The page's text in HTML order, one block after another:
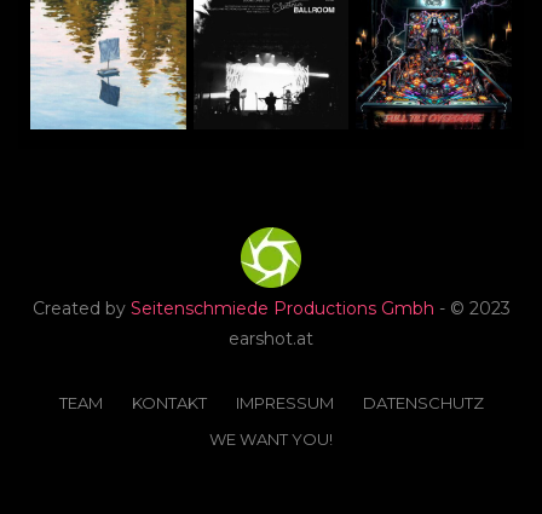
Created by Seitenschmiede Productions Gmbh - © 2023
earshot.at
TEAM KONTAKT IMPRESSUM
DATENSCHUTZ
WE WANT YOU!